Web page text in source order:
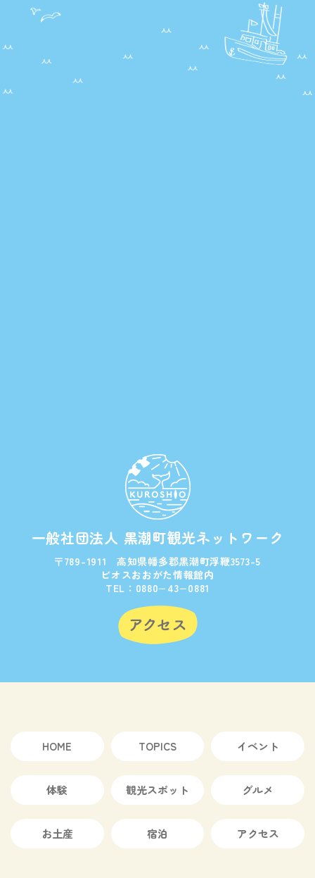
一般社団法人 黒潮町観光ネットワーク
〒789-1911 高知県幡多郡黒潮町浮鞭3573-5
ビオスおおがた情報館内
TEL：0880−43−0881
HOME TOPICS イベント
体験 観光スポット グルメ
お土産 宿泊 アクセス